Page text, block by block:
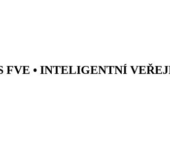
FVE • INTELIGENTNÍ